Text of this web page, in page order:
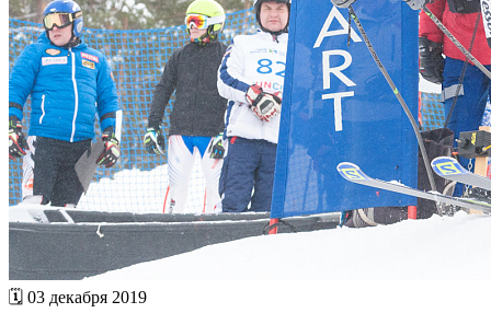
🗓 03 декабря 2019